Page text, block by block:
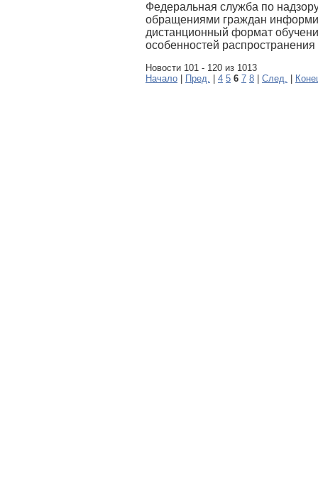
Федеральная служба по
обращениями граждан
дистанционный формат
особенностей
Новости 101 - 120 из 1013
Начало
Пред. 4 5 6 7 8 След.